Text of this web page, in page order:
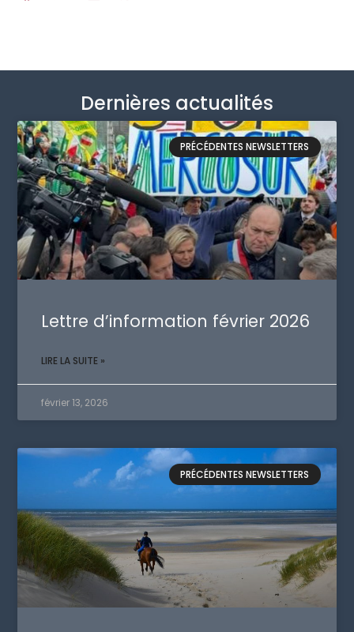
Dernières actualités
PRÉCÉDENTES NEWSLETTERS
Lettre d’information février 2026
LIRE LA SUITE »
février 13, 2026
PRÉCÉDENTES NEWSLETTERS